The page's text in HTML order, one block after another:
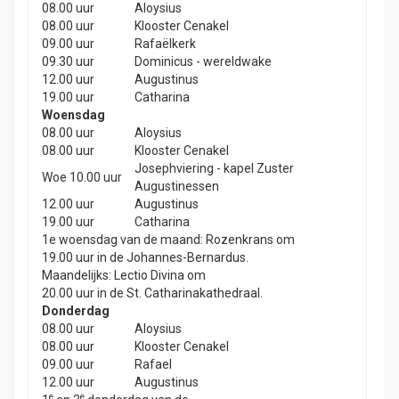
08.00 uur
Aloysius
08.00 uur
Klooster Cenakel
09.00 uur
Rafaëlkerk
09.30 uur
Dominicus - wereldwake
12.00 uur
Augustinus
19.00 uur
Catharina
Woensdag
08.00 uur
Aloysius
08.00 uur
Klooster Cenakel
Woe 10.00 uur
Josephviering - kapel Zuster
Augustinessen
12.00 uur
Augustinus
19.00 uur
Catharina
1e woensdag van de maand: Rozenkrans om
19.00 uur in de Johannes-Bernardus.
Maandelijks: Lectio Divina om
20.00 uur in de St. Catharinakathedraal.
Donderdag
08.00 uur
Aloysius
08.00 uur
Klooster Cenakel
09.00 uur
Rafael
12.00 uur
Augustinus
e e